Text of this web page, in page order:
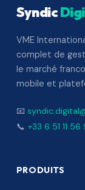
Syndic
VME
complet de
le marché
mobile et
📧
📞 +33 6 51 11 56
PRODUITS